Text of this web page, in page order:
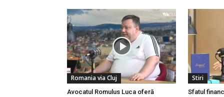
Romania via Cluj
Avocatul Romulus Luca oferă
Stiri
Sfatul